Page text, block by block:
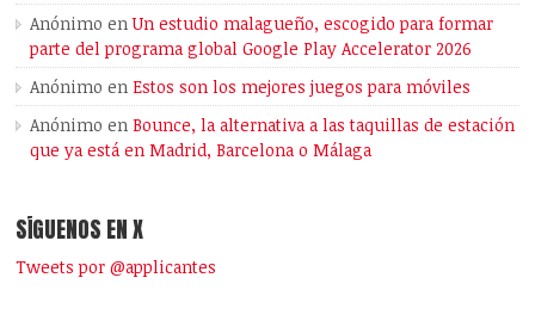
Anónimo enUn estudio malagueño, escogido para formar
parte del programa global Google Play Accelerator 2026
Anónimo enEstos son los mejores juegos para móviles
Anónimo enBounce, la alternativa a las taquillas de estación
que ya está en Madrid, Barcelona o Málaga
SÍGUENOS EN X
Tweets por @applicantes